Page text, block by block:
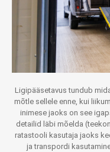
Ligipääsetavus tundub
mõtle sellele enne, kui
inimese jaoks on see
detailid läbi mõelda
ratastooli kasutaja jaoks
ja transpordi